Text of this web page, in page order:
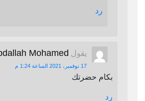
رد
يقول Mohamed
17 نوفمبر، 2021 الساعة 1:24 م
بكام حضرتك
رد